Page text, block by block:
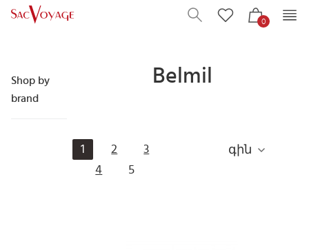
0
Shop by
brand
Belmil
գին
1 2
3
4
5